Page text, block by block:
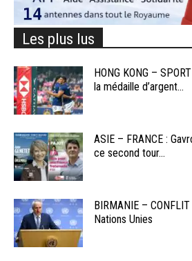
Les plus lus
HONG KONG –
la médaille d’argent...
ASIE – FRANCE :
ce second tour...
BIRMANIE –
Nations Unies